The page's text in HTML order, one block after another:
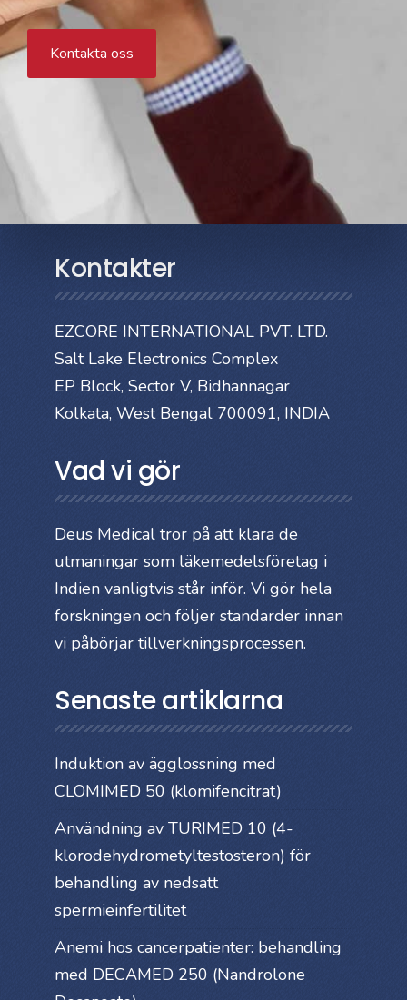
Kontakta oss
Kontakter
EZCORE INTERNATIONAL PVT. LTD.
Salt Lake Electronics Complex
EP Block, Sector V, Bidhannagar
Kolkata, West Bengal 700091, INDIA
Vad vi gör
Deus Medical tror på att klara de
utmaningar som läkemedelsföretag i
Indien vanligtvis står inför. Vi gör hela
forskningen och följer standarder innan
vi påbörjar tillverkningsprocessen.
Senaste artiklarna
Induktion av ägglossning med
CLOMIMED 50 (klomifencitrat)
Användning av TURIMED 10 (4-
klorodehydrometyltestosteron) för
behandling av nedsatt
spermieinfertilitet
Anemi hos cancerpatienter: behandling
med DECAMED 250 (Nandrolone